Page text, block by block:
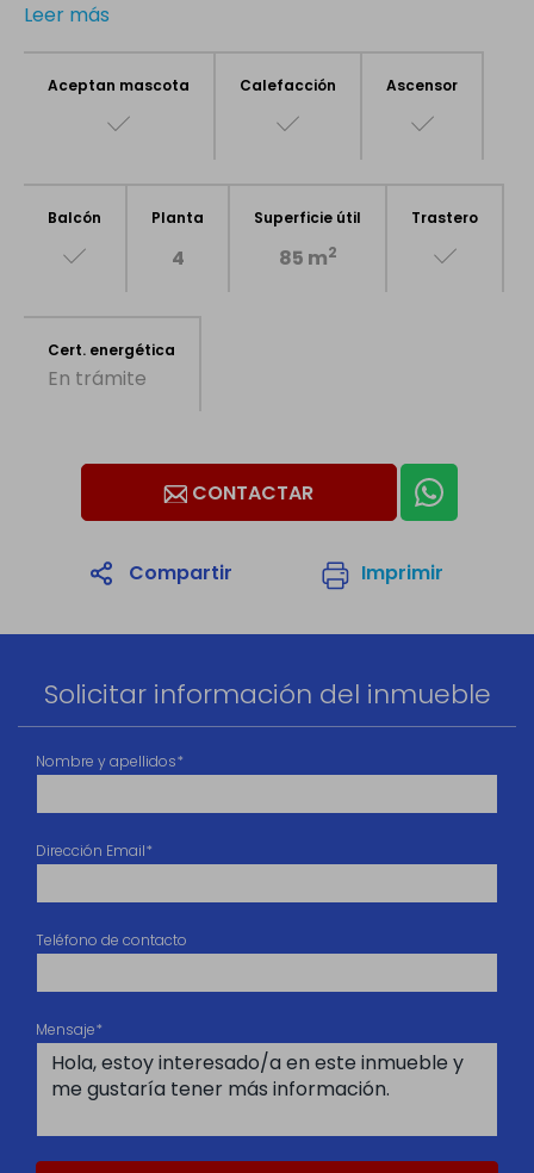
Leer más
Aceptan mascota Calefacción Ascensor
Balcón Planta
4
Superficie útil
85 m2
Trastero
Cert. energética
En trámite
CONTACTAR
Compartir Imprimir
Solicitar información del inmueble
Nombre y apellidos*
Dirección Email*
Teléfono de contacto
Mensaje*